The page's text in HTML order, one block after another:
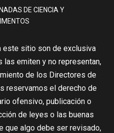
DE CIENCIA Y
este sitio son de exclusiva
emiten y no representan,
de los Directores de
reservamos el derecho de
ofensivo, publicación o
de leyes o las buenas
que algo debe ser revisado,